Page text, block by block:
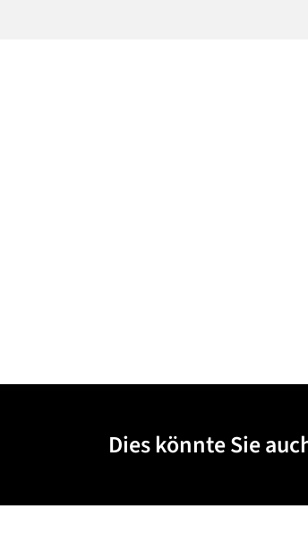
Dies könnte Sie